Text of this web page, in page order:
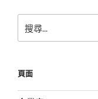
尋
字:
頁面